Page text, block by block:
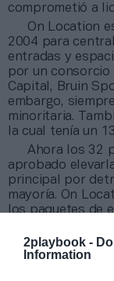
2playbook -
Information
comprometió a
On Location
2004 para
entradas y
por un consorcio
Capital, Bruin
embargo,
minoritaria.
la cual tenía un
Ahora los 32
aprobado
principal por
mayoría. On
los paquetes de
Final Four de la
En 2021,